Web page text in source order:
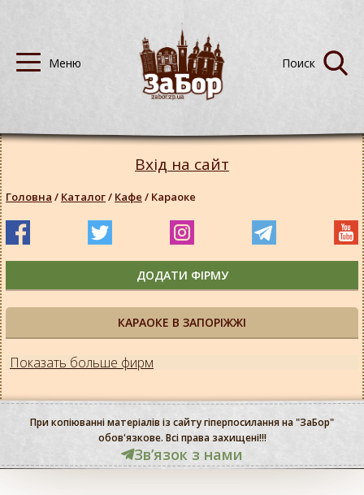
КАРАОКЕ В ЗАПОРІЖЖІ
Показать больше фирм
Вхід на сайт
Головна / Каталог/ Кафе / Караоке
ДОДАТИ ФІРМУ
При копіюванні матеріалів із сайту гіперпосилання на "ЗаБор"
обов'язкове. Всі права захищені!!!
Звʼязок з нами